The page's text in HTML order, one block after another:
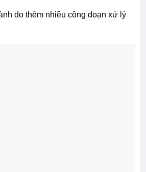
do thêm nhiều công đoạn xử lý